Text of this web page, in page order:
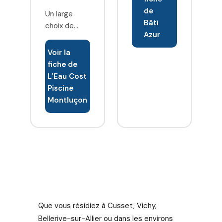
Un large
choix de
matériel,
accessoires
et produits
pour piscine.
Découvrez
toutes nos
offres de
pour votre
piscine,
Voir la
fiche de
L’Eau Cost
Piscine
Montluçon
de
Bâti
Azur
Que vous résidiez à Cusset, Vichy,
Bellerive-sur-Allier ou dans les environs